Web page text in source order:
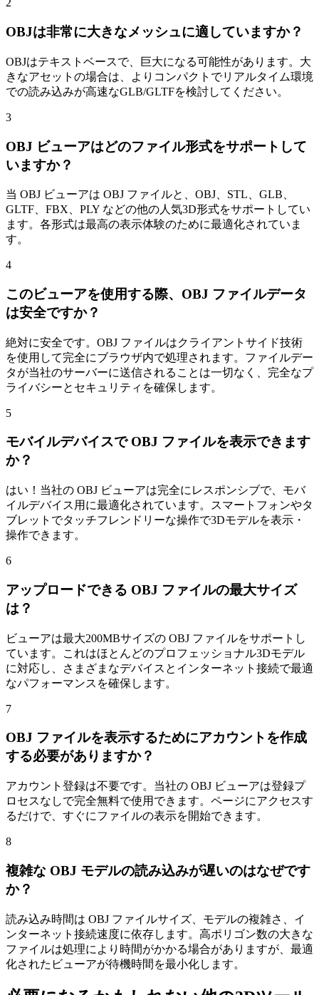
2
OBJは非常に大きなメッシュに適していますか？
OBJはテキストベースで、巨大になる可能性があります。大
きなアセットの場合は、よりコンパクトでリアルタイム環境
での読み込みが高速なGLB/GLTFを検討してください。
3
OBJ ビューアはどのファイル形式をサポートして
いますか？
当 OBJ ビューアは OBJ ファイルと、OBJ、STL、GLB、
GLTF、FBX、PLY などの他の人気3D形式をサポートしてい
ます。各形式は最高の表示体験のために最適化されていま
す。
4
このビューアを使用する際、OBJ ファイルデータ
は安全ですか？
絶対に安全です。OBJ ファイルはクライアントサイド技術
を使用して完全にブラウザ内で処理されます。ファイルデー
タが当社のサーバーに送信されることは一切なく、完全なプ
ライバシーとセキュリティを確保します。
5
モバイルデバイスで OBJ ファイルを表示できます
か？
はい！当社の OBJ ビューアは完全にレスポンシブで、モバ
イルデバイス用に最適化されています。スマートフォンやタ
ブレットでタッチフレンドリーな操作で3Dモデルを表示・
操作できます。
6
アップロードできる OBJ ファイルの最大サイズ
は？
ビューアは最大200MBサイズの OBJ ファイルをサポートし
ています。これはほとんどのプロフェッショナル3Dモデル
に対応し、さまざまなデバイスとインターネット接続で最適
なパフォーマンスを確保します。
7
OBJ ファイルを表示するためにアカウントを作成
する必要がありますか？
アカウント登録は不要です。当社の OBJ ビューアは登録プ
ロセスなしで完全無料で使用できます。ページにアクセスす
るだけで、すぐにファイルの表示を開始できます。
8
複雑な OBJ モデルの読み込みが遅いのはなぜです
か？
読み込み時間は OBJ ファイルサイズ、モデルの複雑さ、イ
ンターネット接続速度に依存します。高ポリゴン数の大きな
ファイルは処理により時間がかかる場合がありますが、最適
化されたビューアが待機時間を最小化します。